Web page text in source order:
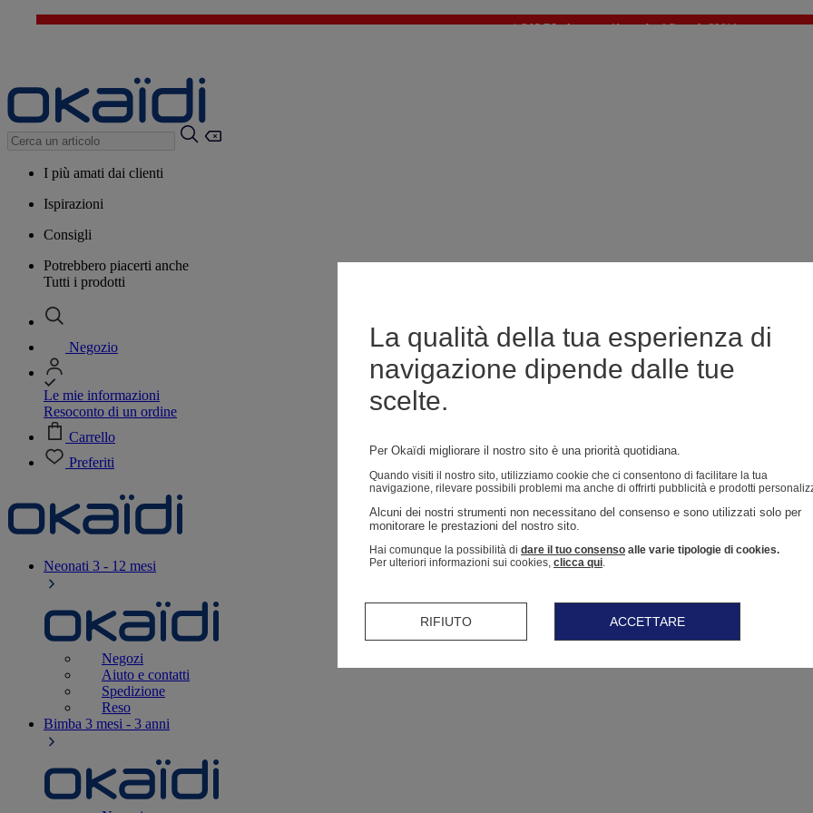
🔥SALDI : Ancora più prodotti fino al -60%*>
I più amati dai clienti
Ispirazioni
Consigli
Potrebbero piacerti anche
Tutti i prodotti
Negozio
Le mie informazioni
Resoconto di un ordine
Carrello
Preferiti
Neonati 3 - 12 mesi
Negozi
Aiuto e contatti
Spedizione
Reso
Bimba 3 mesi - 3 anni
La qualità della tua esperienza di
navigazione dipende dalle tue
scelte.
Per Okaïdi migliorare il nostro sito è una priorità quotidiana.
Quando visiti il ​​nostro sito, utilizziamo cookie che ci consentono di facilitare la tua
navigazione, rilevare possibili problemi ma anche di offrirti pubblicità e prodotti
Alcuni dei nostri strumenti non necessitano del consenso e sono utilizzati solo per
monitorare le prestazioni del nostro sito.
Hai comunque la possibilità di dare il tuo consenso alle varie tipologie di cookies.
Per ulteriori informazioni sui cookies, clicca qui
RIFIUTO ACCETTARE